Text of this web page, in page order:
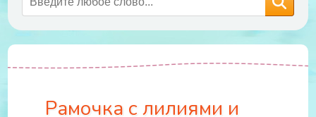
Рамочка с лилиями и